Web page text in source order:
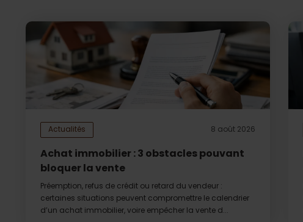
Actualités 8 août 2026
Achat immobilier : 3 obstacles pouvant
bloquer la vente
Préemption, refus de crédit ou retard du vendeur :
certaines situations peuvent compromettre le calendrier
d’un achat immobilier, voire empêcher la vente d...